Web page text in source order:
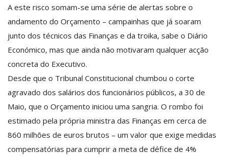
A este risco somam-se uma série de alertas sobre o
andamento do Orçamento – campainhas que já soaram
junto dos técnicos das Finanças e da troika, sabe o Diário
Económico, mas que ainda não motivaram qualquer acção
concreta do Executivo.
Desde que o Tribunal Constitucional chumbou o corte
agravado dos salários dos funcionários públicos, a 30 de
Maio, que o Orçamento iniciou uma sangria. O rombo foi
estimado pela própria ministra das Finanças em cerca de
860 milhões de euros brutos – um valor que exige medidas
compensatórias para cumprir a meta de défice de 4%